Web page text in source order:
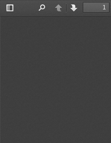
Toggle
PreviousNext